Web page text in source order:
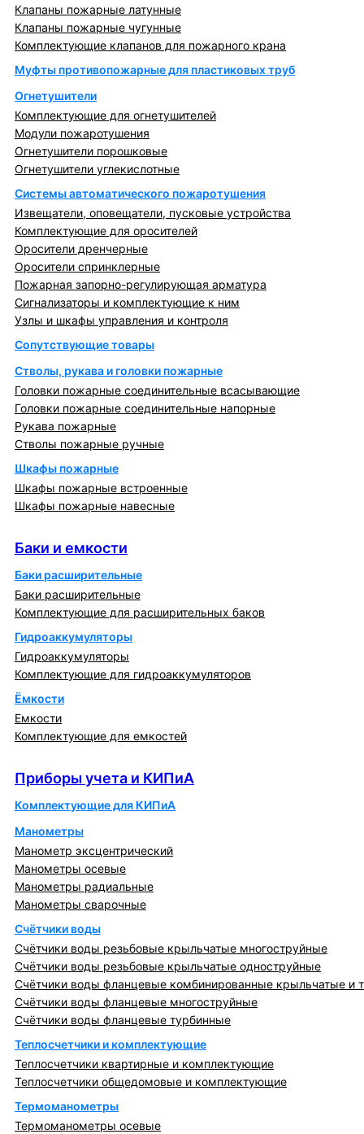
Клапаны пожарные латунные
Клапаны пожарные чугунные
Комплектующие клапанов для пожарного крана
Муфты противопожарные для пластиковых труб
Огнетушители
Комплектующие для огнетушителей
Модули пожаротушения
Огнетушители порошковые
Огнетушители углекислотные
Системы автоматического пожаротушения
Извещатели, оповещатели, пусковые устройства
Комплектующие для оросителей
Оросители дренчерные
Оросители спринклерные
Пожарная запорно-регулирующая арматура
Сигнализаторы и комплектующие к ним
Узлы и шкафы управления и контроля
Сопутствующие товары
Стволы, рукава и головки пожарные
Головки пожарные соединительные всасывающие
Головки пожарные соединительные напорные
Рукава пожарные
Стволы пожарные ручные
Шкафы пожарные
Шкафы пожарные встроенные
Шкафы пожарные навесные
Баки и емкости
Баки расширительные
Баки расширительные
Комплектующие для расширительных баков
Гидроаккумуляторы
Гидроаккумуляторы
Комплектующие для гидроаккумуляторов
Ёмкости
Емкости
Комплектующие для емкостей
Приборы учета и КИПиА
Комплектующие для КИПиА
Манометры
Манометр эксцентрический
Манометры осевые
Манометры радиальные
Манометры сварочные
Счётчики воды
Счётчики воды резьбовые крыльчатые многоструйные
Счётчики воды резьбовые крыльчатые одноструйные
Счётчики воды фланцевые комбинированные крыльчатые и
Счётчики воды фланцевые многоструйные
Счётчики воды фланцевые турбинные
Теплосчетчики и комплектующие
Теплосчетчики квартирные и комплектующие
Теплосчетчики общедомовые и комплектующие
Термоманометры
Термоманометры осевые